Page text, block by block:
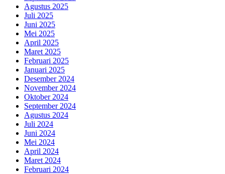
Agustus 2025
Juli 2025
Juni 2025
Mei 2025
April 2025
Maret 2025
Februari 2025
Januari 2025
Desember 2024
November 2024
Oktober 2024
September 2024
Agustus 2024
Juli 2024
Juni 2024
Mei 2024
April 2024
Maret 2024
Februari 2024